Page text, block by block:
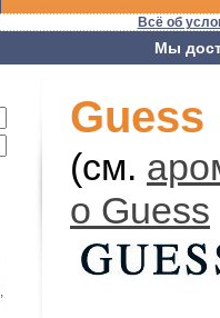
Всё об
Мы
,
Guess
(см.
о Guess